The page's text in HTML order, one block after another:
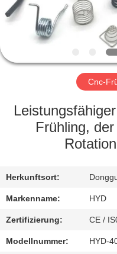
ÜBER
UNS
FABRIK-
AUSFLUG
SIE
MIT
UNS
IN
Cnc-
Frühling,
Herkunftsort:
Markenname: HYD
Zertifizierung: CE /
Modellnummer: HYD-